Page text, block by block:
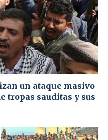
un ataque masivo
tropas sauditas y sus